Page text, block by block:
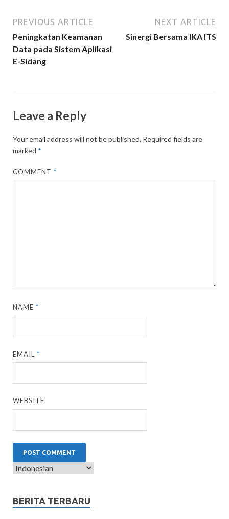
PREVIOUS ARTICLE
Peningkatan Keamanan
Data pada Sistem Aplikasi
E-Sidang
NEXT ARTICLE
Sinergi Bersama IKA ITS
Leave a Reply
Your email address will not be published. Required fields are
marked *
COMMENT*
NAME*
EMAIL*
WEBSITE
BERITA TERBARU